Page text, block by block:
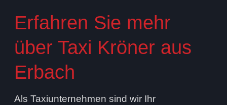
Erfahren Sie mehr
über Taxi Kröner aus
Erbach
Als Taxiunternehmen sind wir Ihr